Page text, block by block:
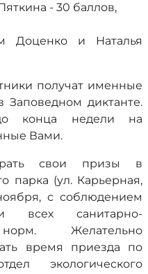
- 30 баллов,
Доценко и Наталья
получат именные
Заповедном диктанте.
конца недели на
Вами.
свои призы в
парка (ул. Карьерная,
с соблюдением
всех санитарно-
норм. Желательно
время приезда по
экологического